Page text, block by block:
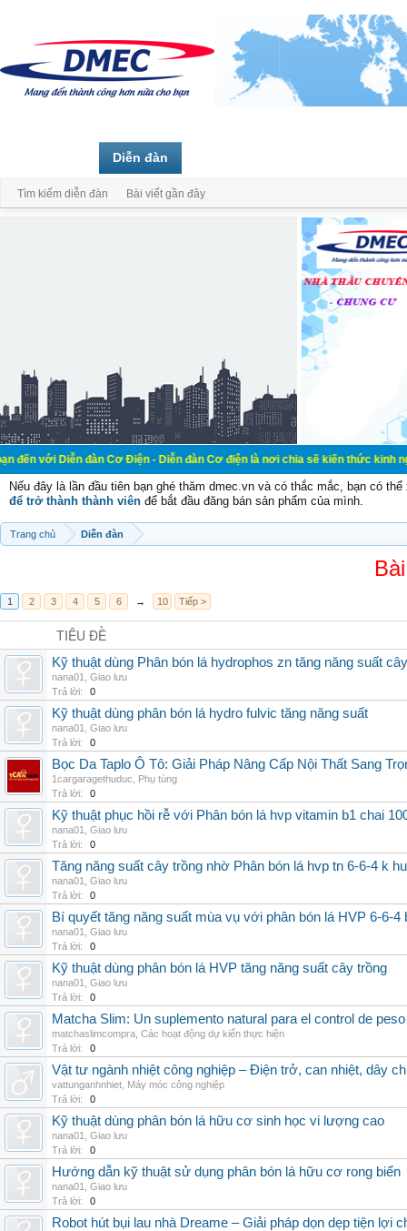
đàn Cơ Điện - Diễn đàn Cơ điện là nơi chia sẽ kiến thức kinh nghiệm
Nếu đây là lần đầu tiên bạn ghé thăm dmec.vn và có thắc mắc, bạn có
để trở thành thành viên để bắt đầu đăng bán sản phẩm của mình.
Trang chủ Diễn đàn
1 2 3 4 5 6 → 10 Tiếp >
TIÊU ĐỀ
Kỹ thuật dùng Phân bón lá hydrophos zn tăng năng suất cây
nana01
Giao lưu
Trả lời:
0
Kỹ thuật dùng phân bón lá hydro fulvic tăng năng suất
nana01
Giao lưu
Trả lời:
0
Bọc Da Taplo Ô Tô: Giải Pháp Nâng Cấp Nội Thất Sang
1cargaragethuduc
Phụ tùng
Trả lời:
0
Kỹ thuật phục hồi rễ với Phân bón lá hvp vitamin b1 chai
nana01
Giao lưu
Trả lời:
0
Tăng năng suất cây trồng nhờ Phân bón lá hvp tn 6-6-4 k
nana01
Giao lưu
Trả lời:
0
Bí quyết tăng năng suất mùa vụ với phân bón lá HVP 6-6-4
nana01
Giao lưu
Trả lời:
0
Kỹ thuật dùng phân bón lá HVP tăng năng suất cây trồng
nana01
Giao lưu
Trả lời:
0
Matcha Slim: Un suplemento natural para el control de peso
matchaslimcompra Các hoạt động dự kiến thực hiện
Trả lời:
0
Vật tư ngành nhiệt công nghiệp – Điện trở, can nhiệt, dây
vattunganhnhiet Máy móc công nghiệp
Trả lời:
0
Kỹ thuật dùng phân bón lá hữu cơ sinh học vi lượng cao
nana01
Giao lưu
Trả lời:
0
Hướng dẫn kỹ thuật sử dụng phân bón lá hữu cơ rong biển
nana01
Giao lưu
Trả lời:
0
Robot hút bụi lau nhà Dreame – Giải pháp dọn dẹp tiện lợi
Diễn đàn
Tìm kiếm diễn đàn Bài viết gần đây